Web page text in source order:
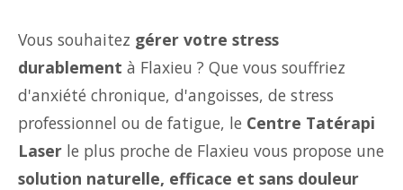
Vous souhaitez gérer votre stress
durablement à Flaxieu ? Que vous souffriez
d'anxiété chronique, d'angoisses, de stress
professionnel ou de fatigue, le Centre Tatérapi
Laser le plus proche de Flaxieu vous propose une
solution naturelle, efficace et sans douleur